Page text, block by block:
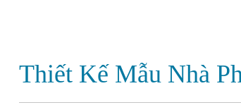
Thiết Kế Mẫu Nhà